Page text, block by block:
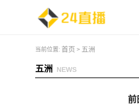
当前位置: 首页 > 五洲
五洲 NEWS
前